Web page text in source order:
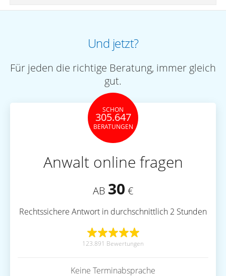
Und jetzt?
Für jeden die richtige Beratung, immer gleich
gut.
SCHON
305.647
BERATUNGEN
Anwalt online fragen
AB 30 €
Rechtssichere Antwort in durchschnittlich 2 Stunden
123.891 Bewertungen
Keine Terminabsprache